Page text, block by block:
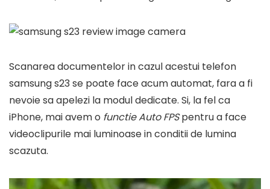
Scanarea documentelor in cazul acestui telefon
samsung s23 se poate face acum automat, fara a fi
nevoie sa apelezi la modul dedicate. Si, la fel ca
iPhone, mai avem o functie Auto FPSpentru a face
videoclipurile mai luminoase in conditii de lumina
scazuta.